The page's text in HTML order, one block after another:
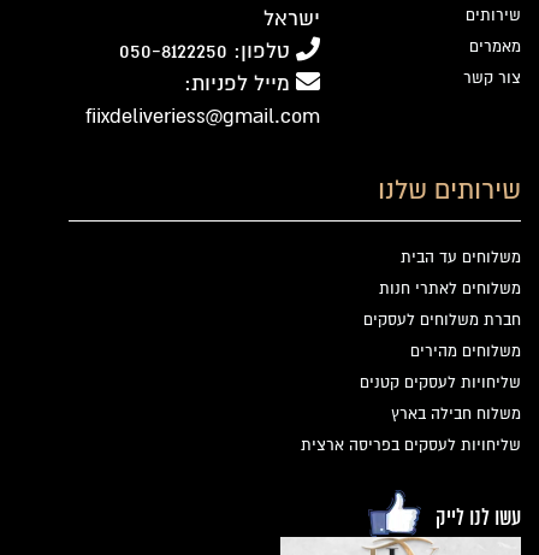
שירותים
מאמרים
צור קשר
שירותים שלנו
משלוחים עד הבית
משלוחים לאתרי חנות
חברת משלוחים לעסקים
משלוחים מהירים
שליחויות לעסקים קטנים
משלוח חבילה בארץ
שליחויות לעסקים בפריסה ארצית
ישראל
טלפון: 050-8122250
מייל לפניות:
fiixdeliveriess@gmail.com
עשו לנו לייק